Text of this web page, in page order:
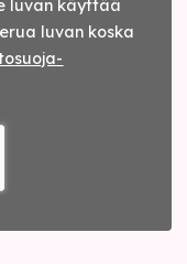
luvan käyttää
luvan koska